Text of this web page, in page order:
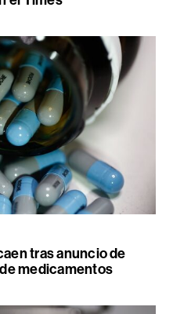
tras anuncio de
medicamentos